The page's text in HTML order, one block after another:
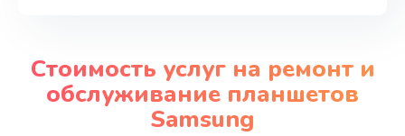
Стоимость услуг на ремонт и
обслуживание планшетов
Samsung